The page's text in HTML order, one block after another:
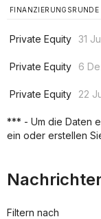
FINANZIERUNGSRUNDE
Private Equity 31
Private Equity
6
Private Equity
22
*** - Um die Daten
ein oder erstellen
Filtern nach